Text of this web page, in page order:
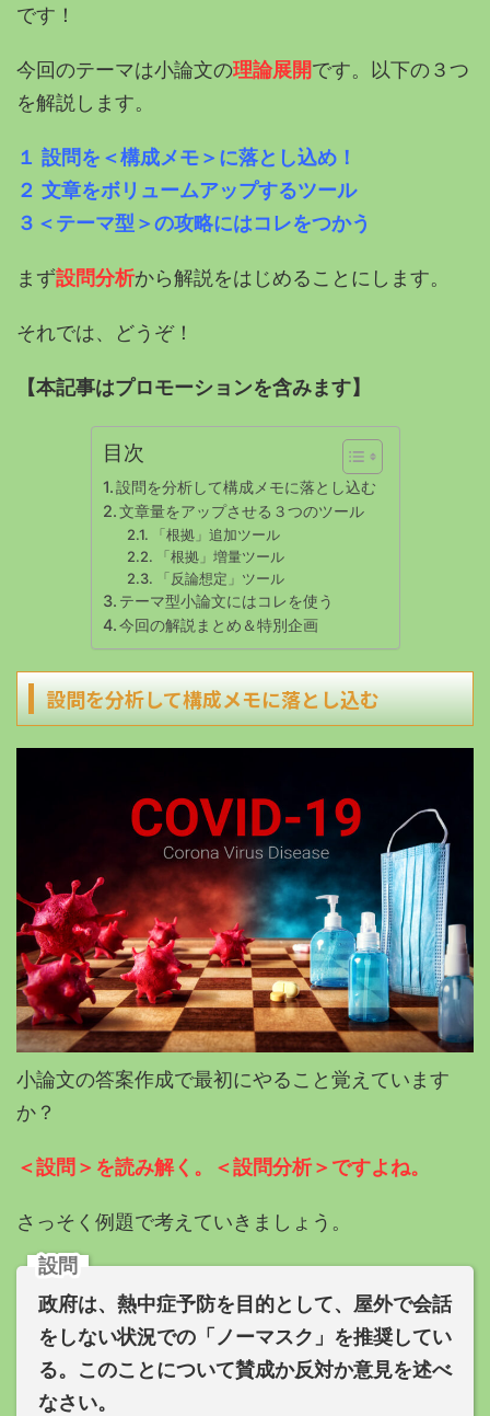
です！
今回のテーマは小論文の理論展開です。以下の３つ
を解説します。
１ 設問を＜構成メモ＞に落とし込め！
２ 文章をボリュームアップするツール
３＜テーマ型＞の攻略にはコレをつかう
まず設問分析から解説をはじめることにします。
それでは、どうぞ！
【本記事はプロモーションを含みます】
目次
設問を分析して構成メモに落とし込む
文章量をアップさせる３つのツール
「根拠」追加ツール
「根拠」増量ツール
「反論想定」ツール
テーマ型小論文にはコレを使う
今回の解説まとめ＆特別企画
設問を分析して構成メモに落とし込む
小論文の答案作成で最初にやる こと覚えています
か？
＜設問＞を読み解く。＜設問分析＞ですよね。
さっそく例題で考えていきましょう。
設問
政府は、熱中症予防を目的として、屋外で会話
をしない状況での「ノーマスク」を推奨してい
る。このことについて賛成か反対か意見を述べ
なさい。